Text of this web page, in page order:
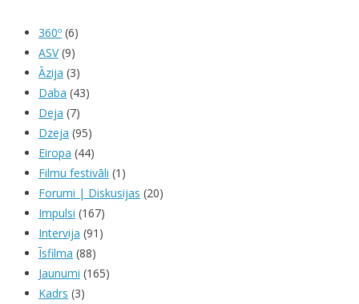
360º (6)
ASV(9)
Āzija (3)
Daba (43)
Deja (7)
Dzeja (95)
Eiropa (44)
Filmu festivāli (1)
Forumi | Diskusijas (20)
Impulsi (167)
Intervija (91)
Īsfilma (88)
Jaunumi (165)
Kadrs (3)